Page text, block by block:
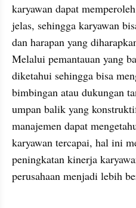
karyawan dapat
jelas, sehingga karyawan
dan harapan yang
Melalui pemantauan yang
diketahui sehingga bisa
bimbingan atau dukungan
umpan balik yang
manajemen dapat
karyawan tercapai, hal ini
peningkatan kinerja
perusahaan menjadi lebih